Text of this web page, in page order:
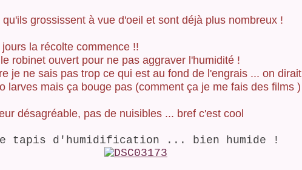
qu'ils grossissent à vue d'oeil et sont déjà plus nombreux !
la récolte commence !!
robinet ouvert pour ne pas aggraver l'humidité !
je ne sais pas trop ce qui est au fond de l'engrais ... on dirait
larves mais ça bouge pas (comment ça je me fais des films )
désagréable, pas de nuisibles ... bref c'est cool
tapis d'humidification ... bien humide !